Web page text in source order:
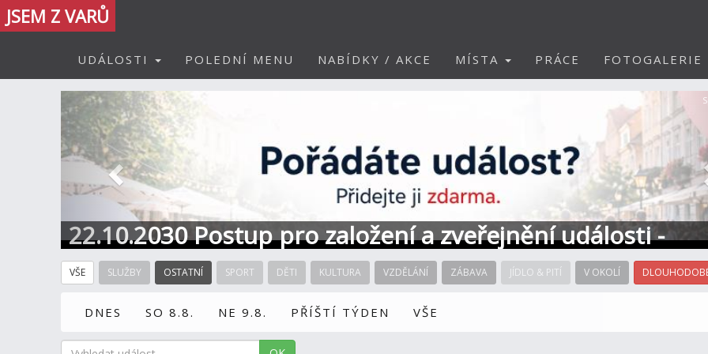
JSEM Z VARŮ
UDÁLOSTI POLEDNÍ MENU NABÍDKY / AKCE MÍSTA PRÁCE FOTOGALERIE
22.10.2030 Postup pro založení a zveřejnění události -
Informace / kontakt
Předchozí
VŠE SLUŽBY OSTATNÍ SPORT DĚTI KULTURA VZDĚLÁNÍ ZÁBAVA JÍDLO & PITÍ V OKOLÍ
DNES SO 8.8. NE 9.8. PŘÍŠTÍ TÝDEN VŠE